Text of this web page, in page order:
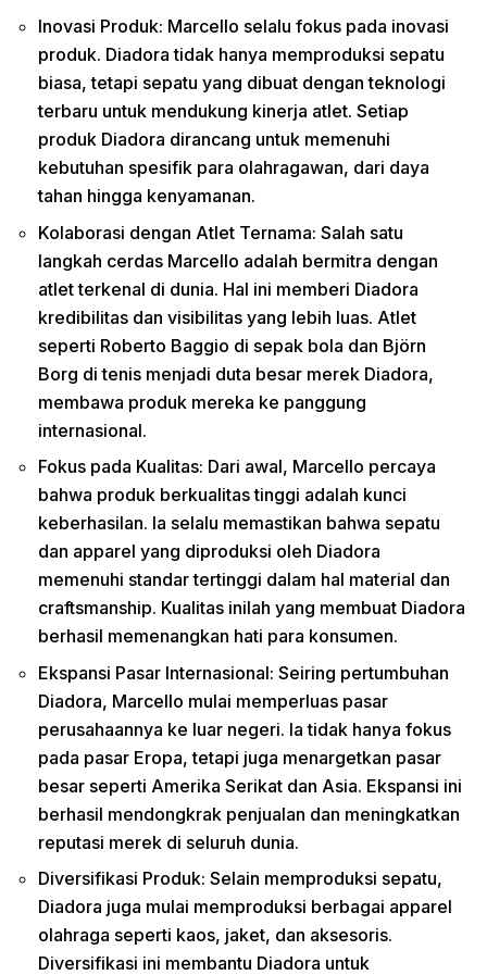
Inovasi Produk: Marcello selalu fokus pada inovasi
produk. Diadora tidak hanya memproduksi sepatu
biasa, tetapi sepatu yang dibuat dengan teknologi
terbaru untuk mendukung kinerja atlet. Setiap
produk Diadora dirancang untuk memenuhi
kebutuhan spesifik para olahragawan, dari daya
tahan hingga kenyamanan.
Kolaborasi dengan Atlet Ternama: Salah satu
langkah cerdas Marcello adalah bermitra dengan
atlet terkenal di dunia. Hal ini memberi Diadora
kredibilitas dan visibilitas yang lebih luas. Atlet
seperti Roberto Baggio di sepak bola dan Björn
Borg di tenis menjadi duta besar merek Diadora,
membawa produk mereka ke panggung
internasional.
Fokus pada Kualitas: Dari awal, Marcello percaya
bahwa produk berkualitas tinggi adalah kunci
keberhasilan. Ia selalu memastikan bahwa sepatu
dan apparel yang diproduksi oleh Diadora
memenuhi standar tertinggi dalam hal material dan
craftsmanship. Kualitas inilah yang membuat Diadora
berhasil memenangkan hati para konsumen.
Ekspansi Pasar Internasional: Seiring pertumbuhan
Diadora, Marcello mulai memperluas pasar
perusahaannya ke luar negeri. Ia tidak hanya fokus
pada pasar Eropa, tetapi juga menargetkan pasar
besar seperti Amerika Serikat dan Asia. Ekspansi ini
berhasil mendongkrak penjualan dan meningkatkan
reputasi merek di seluruh dunia.
Diversifikasi Produk: Selain memproduksi sepatu,
Diadora juga mulai memproduksi berbagai apparel
olahraga seperti kaos, jaket, dan aksesoris.
Diversifikasi ini membantu Diadora untuk